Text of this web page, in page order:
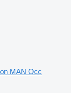
MAN Occ